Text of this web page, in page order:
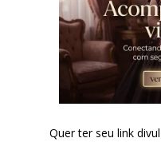
Quer ter seu link